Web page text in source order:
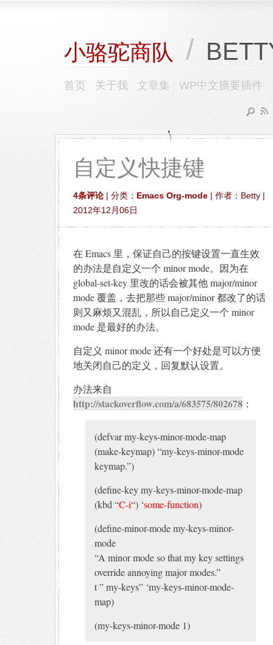
小骆驼商队 /
首页 关于我 文章集 WP中文摘要插件
自定义快捷键
4条评论 | 分类： Emacs Org-mode | 作者：Betty |
2012年12月06日
在 Emacs 里，保证自己的按键设置一直生效
的办法是自定义一个 minor mode。因为在
global-set-key 里改的话会被其他 major/minor
mode 覆盖，去把那些 major/minor 都改了的话
则又麻烦又混乱，所以自己定义一个 minor
mode 是最好的办法。
自定义 minor mode 还有一个好处是可以方便
地关闭自己的定义，回复默认设置。
办法来自
http://stackoverflow.com/a/683575/802678 ：
(defvar my-keys-minor-mode-map
(make-keymap) “my-keys-minor-mode
keymap.”)
(define-key my-keys-minor-mode-map
(kbd “C-i“) ‘some-function)
(define-minor-mode my-keys-minor-
mode
“A minor mode so that my key settings
override annoying major modes.”
t ” my-keys” ‘my-keys-minor-mode-
map)
(my-keys-minor-mode 1)